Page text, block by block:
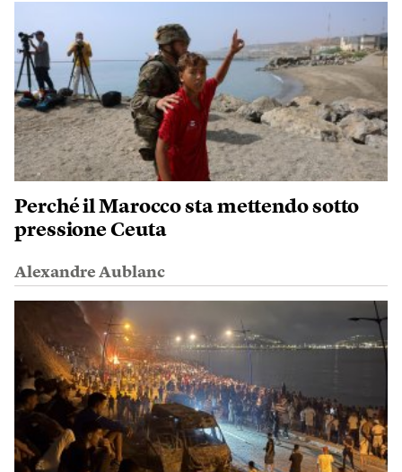
Perché il Marocco sta mettendo sotto
pressione Ceuta
Alexandre Aublanc